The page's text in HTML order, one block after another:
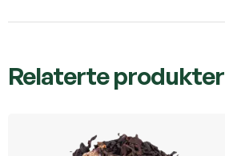
Relaterte produkter